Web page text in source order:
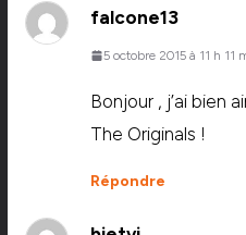
falcone13
5 octobre 2015 à 11 h 11
Bonjour , j’ai bien
The Originals !
Répondre